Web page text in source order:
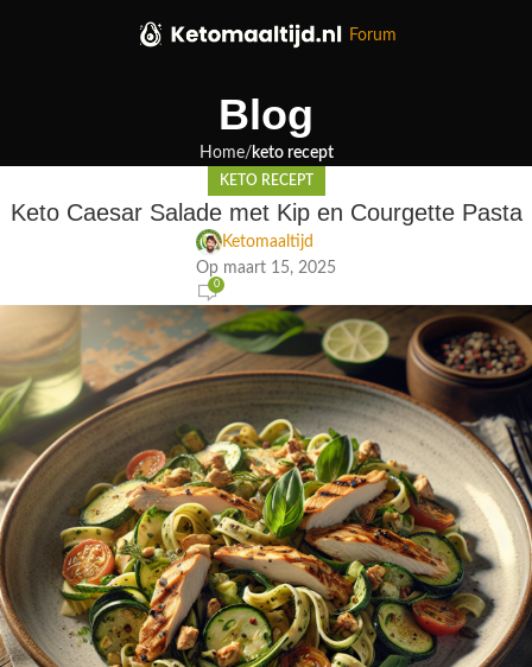
Forum
Blog
Home keto recept
KETO RECEPT
Keto Caesar Salade met Kip en Courgette Pasta
Ketomaaltijd
Op maart 15, 2025
0